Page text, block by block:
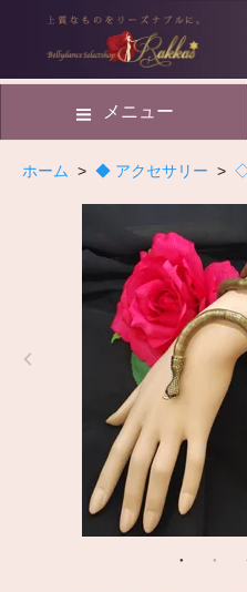
メニュー
ホーム > ◆ アクセサリー > ◇